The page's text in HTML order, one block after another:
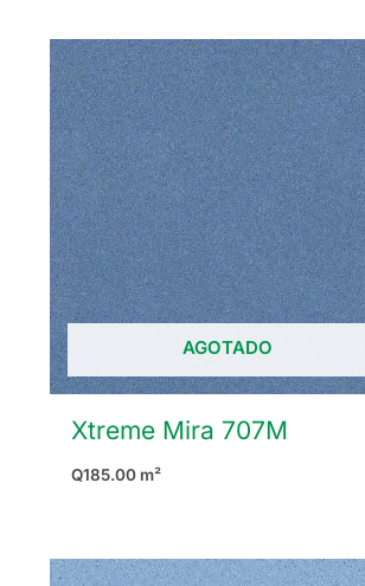
AGOTADO
Xtreme Mira 707M
Q185.00 m²